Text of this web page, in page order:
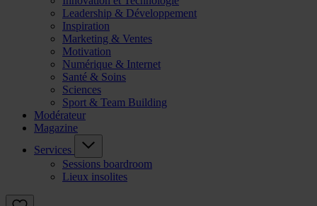
Leadership & Développement
Inspiration
Marketing & Ventes
Motivation
Numérique & Internet
Santé & Soins
Sciences
Sport & Team Building
Modérateur
Magazine
Services
Sessions boardroom
Lieux insolites